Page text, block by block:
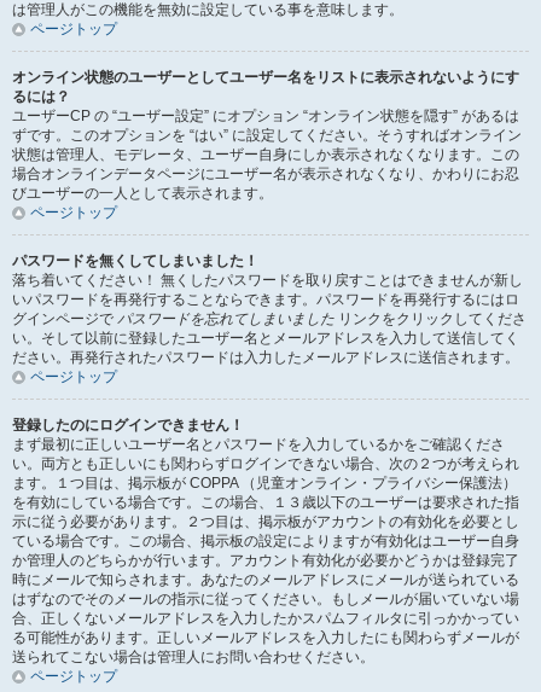
は管理人がこの機能を無効に設定している事を意味します。
ページトップ
オンライン状態のユーザーとしてユーザー名をリストに表示されないようにす
るには？
ユーザーCP の “ユーザー設定” にオプション “オンライン状態を隠す” があるは
ずです。このオプションを “はい” に設定してください。そうすればオンライン
状態は管理人、モデレータ、ユーザー自身にしか表示されなくなります。この
場合オンラインデータページにユーザー名が表示されなくなり、かわりにお忍
びユーザーの一人として表示されます。
ページトップ
パスワードを無くしてしまいました！
落ち着いてください！ 無くしたパスワードを取り戻すことはできませんが新し
いパスワードを再発行することならできます。パスワードを再発行するにはロ
グインページで パスワードを忘れてしまいました リンクをクリックしてくださ
い。そして以前に登録したユーザー名とメールアドレスを入力して送信してく
ださい。再発行されたパスワードは入力したメールアドレスに送信されます。
ページトップ
登録したのにログインできません！
まず最初に正しいユーザー名とパスワードを入力しているかをご確認くださ
い。両方とも正しいにも関わらずログインできない場合、次の２つが考えられ
ます。１つ目は、掲示板が COPPA （児童オンライン・プライバシー保護法）
を有効にしている場合です。この場合、１３歳以下のユーザーは要求された指
示に従う必要があります。２つ目は、掲示板がアカウントの有効化を必要とし
ている場合です。この場合、掲示板の設定によりますが有効化はユーザー自身
か管理人のどちらかが行います。アカウント有効化が必要かどうかは登録完了
時にメールで知らされます。あなたのメールアドレスにメールが送られている
はずなのでそのメールの指示に従ってください。もしメールが届いていない場
合、正しくないメールアドレスを入力したかスパムフィルタに引っかかってい
る可能性があります。正しいメールアドレスを入力したにも関わらずメールが
送られてこない場合は管理人にお問い合わせください。
ページトップ